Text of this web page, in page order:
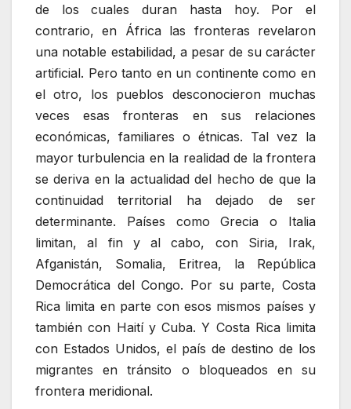
de los cuales duran hasta hoy. Por el
contrario, en África las fronteras revelaron
una notable estabilidad, a pesar de su carácter
artificial. Pero tanto en un continente como en
el otro, los pueblos desconocieron muchas
veces esas fronteras en sus relaciones
económicas, familiares o étnicas. Tal vez la
mayor turbulencia en la realidad de la frontera
se deriva en la actualidad del hecho de que la
continuidad territorial ha dejado de ser
determinante. Países como Grecia o Italia
limitan, al fin y al cabo, con Siria, Irak,
Afganistán, Somalia, Eritrea, la República
Democrática del Congo. Por su parte, Costa
Rica limita en parte con esos mismos países y
también con Haití y Cuba. Y Costa Rica limita
con Estados Unidos, el país de destino de los
migrantes en tránsito o bloqueados en su
frontera meridional.